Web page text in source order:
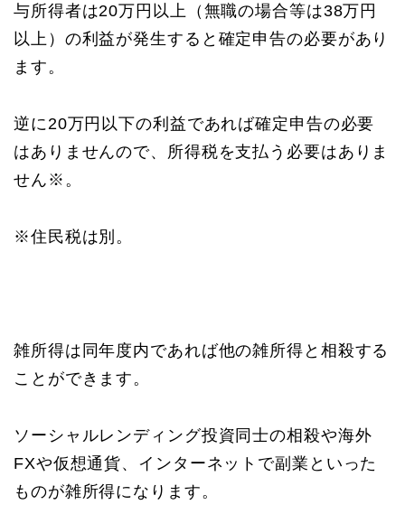
与所得者は20万円以上（無職の場合等は38万円
以上）の利益が発生すると確定申告の必要があり
ます。
逆に20万円以下の利益であれば確定申告の必要
はありませんので、所得税を支払う必要はありま
せん※。
※住民税は別。
雑所得は同年度内であれば他の雑所得と相殺する
ことができます。
ソーシャルレンディング投資同士の相殺や海外
FXや仮想通貨、インターネットで副業といった
ものが雑所得になります。